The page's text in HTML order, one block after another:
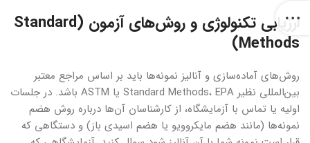
ارزیابی تکنولوژی و روش‌های آزمون (Standard
Methods)
روش‌های آماده‌سازی و آنالیز نمونه‌ها باید بر اساس مراجع معتبر
بین‌المللی نظیر Standard Methods، EPA یا ASTM باشد. در جلسات
اولیه یا تماس با آزمایشگاه، از کارشناسان آن‌ها درباره روش هضم
نمونه‌ها (مانند هضم مایکروویو یا هضم اسیدی باز) و دستگاهی که